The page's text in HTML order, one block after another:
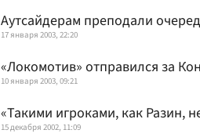
Аутсайдерам преподали
17 января 2003, 22:20
«Локомотив» отправился за
10 января 2003, 09:21
«Такими игроками, как Разин,
15 декабря 2002, 11:09